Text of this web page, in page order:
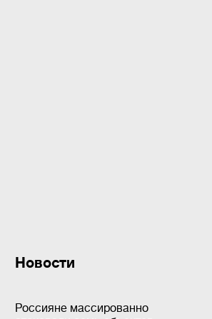
Новости
Россияне массированно